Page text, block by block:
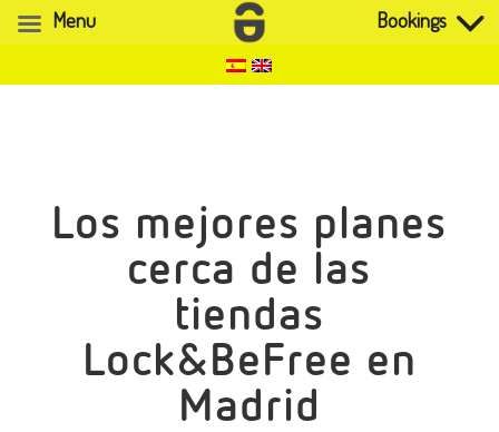
Los mejores planes
cerca de las
tiendas
Lock&BeFree en
Madrid
Menu Bookings